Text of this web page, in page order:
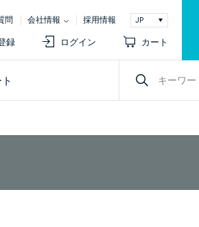
問 会社情報 採用情報
録 ログイン カート